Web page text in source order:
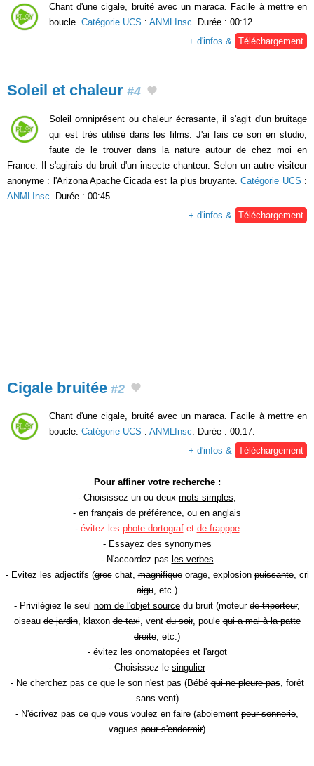
Chant d'une cigale, bruité avec un maraca. Facile à mettre en
boucle. Catégorie UCS : ANMLInsc . Durée : 00:12.
+ d'infos &
Téléchargement
Soleil et chaleur #4
Soleil omniprésent ou chaleur écrasante, il s'agit d'un bruitage
qui est très utilisé dans les films. J'ai fais ce son en studio,
faute de le trouver dans la nature autour de chez moi en
France. Il s'agirais du bruit d'un insecte chanteur. Selon un autre visiteur
anonyme : l'Arizona Apache Cicada est la plus bruyante.Catégorie UCS :
ANMLInsc . Durée : 00:45.
+ d'infos &
Téléchargement
Cigale bruitée #2
Chant d'une cigale, bruité avec un maraca. Facile à mettre en
boucle. Catégorie UCS : ANMLInsc. Durée : 00:17.
+ d'infos & Téléchargement
Pour affiner votre recherche :
- Choisissez un ou deux mots simples,
- en français de préférence, ou en anglais
- évitez les phote dortografet de frapppe
- Essayez des synonymes
- N'accordez pas les verbes
- Evitez les adjectifs (groschat,magnifiqueorage, explosionpuissante, cri
aigu, etc.)
- Privilégiez le seul nom de l'objet source du bruit (moteur de triporteur,
oiseaude jardin, klaxonde taxi, ventdu soir, poulequi a mal à la patte
droite, etc.)
- évitez les onomatopées et l'argot
- Choisissez le singulier
- Ne cherchez pas ce que le son n'est pas (Bébéqui ne pleure pas, forêt
sans vent)
- N'écrivez pas ce que vous voulez en faire (aboiement pour sonnerie,
vagues pour s'endormir)